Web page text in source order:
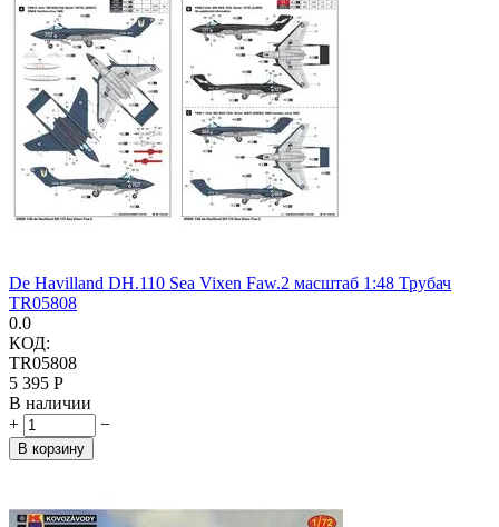
De Havilland DH.110 Sea Vixen Faw.2 масштаб 1:48 Трубач
TR05808
0.0
КОД:
TR05808
5 395 Р
В наличии
+
−
В корзину